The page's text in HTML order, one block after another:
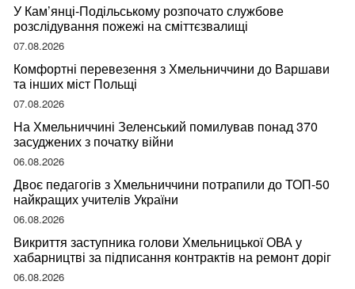
У Кам’янці-Подільському розпочато службове
розслідування пожежі на сміттєзвалищі
07.08.2026
Комфортні перевезення з Хмельниччини до Варшави
та інших міст Польщі
07.08.2026
На Хмельниччині Зеленський помилував понад 370
засуджених з початку війни
06.08.2026
Двоє педагогів з Хмельниччини потрапили до ТОП-50
найкращих учителів України
06.08.2026
Викриття заступника голови Хмельницької ОВА у
хабарництві за підписання контрактів на ремонт доріг
06.08.2026